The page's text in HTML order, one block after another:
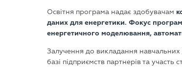
Освітня програма надає здобувачам
даних для енергетики. Фокус
енергетичного моделювання,
Залучення до викладання навчальних
базі підприємств партнерів та участь